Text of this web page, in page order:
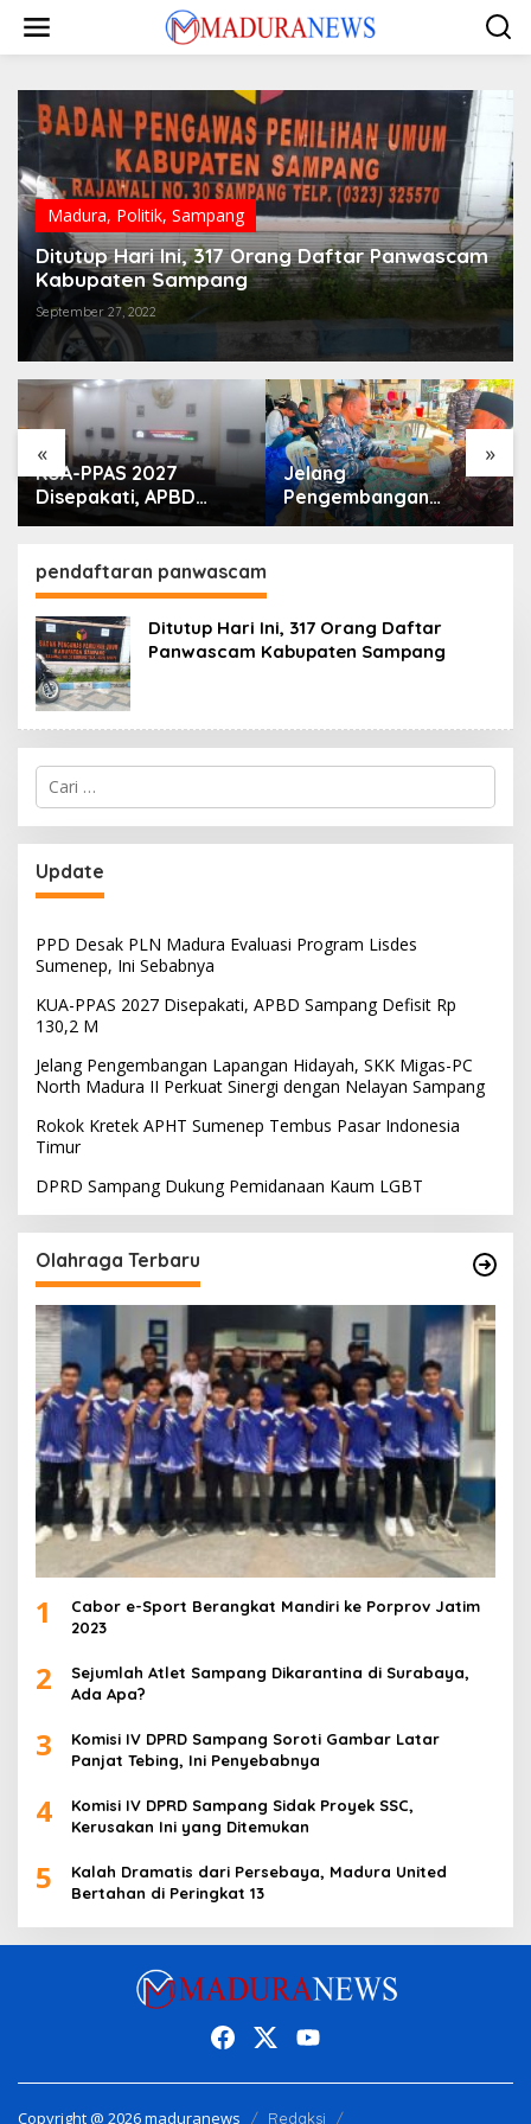
konten
Madura, Politik, Sampang
Ditutup Hari Ini, 317 Orang Daftar Panwascam
Kabupaten Sampang
September 27, 2022
« »
KUA-PPAS 2027
Disepakati, APBD
Sampang Defisit Rp
Jelang
Pengembangan
Lapangan Hidayah,
pendaftaran panwascam
Ditutup Hari Ini, 317 Orang Daftar
Panwascam Kabupaten Sampang
Cari
untuk:
Update
PPD Desak PLN Madura Evaluasi Program Lisdes
Sumenep, Ini Sebabnya
KUA-PPAS 2027 Disepakati, APBD Sampang Defisit Rp
130,2 M
Jelang Pengembangan Lapangan Hidayah, SKK Migas-PC
North Madura II Perkuat Sinergi dengan Nelayan Sampang
Rokok Kretek APHT Sumenep Tembus Pasar Indonesia
Timur
DPRD Sampang Dukung Pemidanaan Kaum LGBT
Olahraga Terbaru
1
Cabor e-Sport Berangkat Mandiri ke Porprov Jatim
2023
2
Sejumlah Atlet Sampang Dikarantina di Surabaya,
Ada Apa?
3
Komisi IV DPRD Sampang Soroti Gambar Latar
Panjat Tebing, Ini Penyebabnya
4
Komisi IV DPRD Sampang Sidak Proyek SSC,
Kerusakan Ini yang Ditemukan
5
Kalah Dramatis dari Persebaya, Madura United
Bertahan di Peringkat 13
Copyright @ 2026 maduranews Redaksi